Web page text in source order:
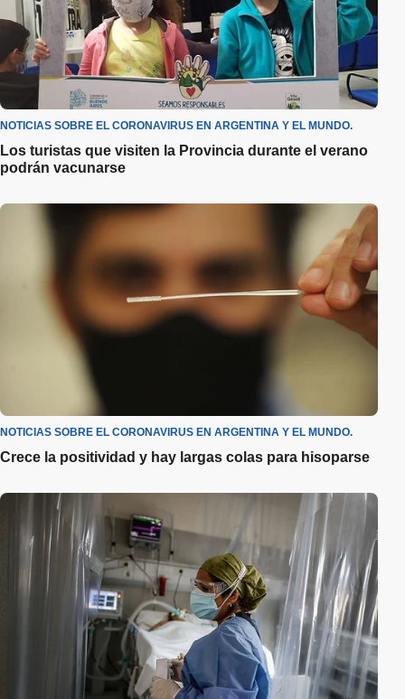
NOTICIAS SOBRE EL CORONAVIRUS EN ARGENTINA Y EL MUNDO.
Los turistas que visiten la Provincia durante el verano
podrán vacunarse
NOTICIAS SOBRE EL CORONAVIRUS EN ARGENTINA Y EL MUNDO.
Crece la positividad y hay largas colas para hisoparse